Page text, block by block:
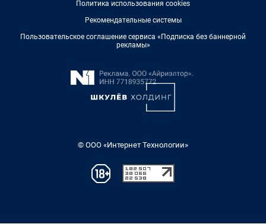
Политика использования cookies
Рекомендательные системы
Пользовательское соглашение сервиса «Подписка без баннерной
рекламы»
© ООО «Интернет Технологии»